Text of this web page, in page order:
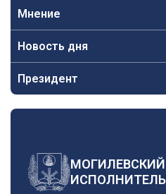
Мнение
Новость дня
Президент